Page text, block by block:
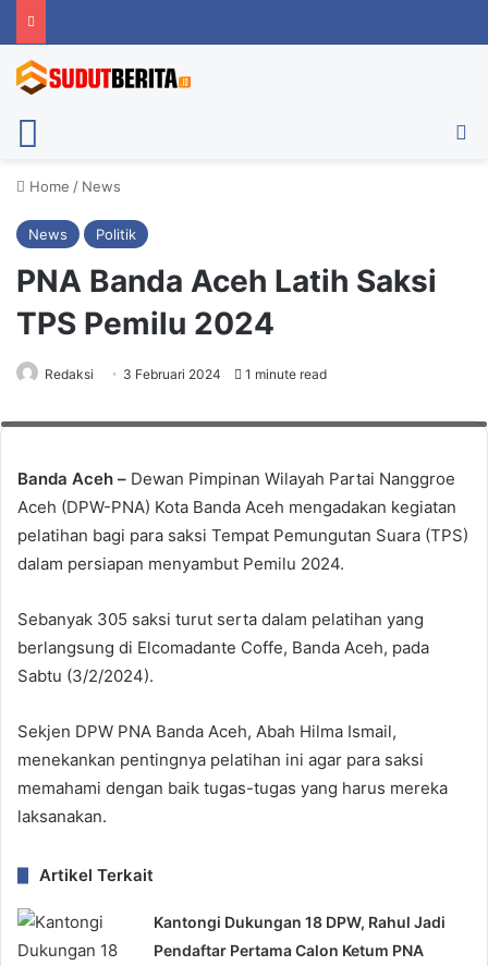
Home / News
News Politik
PNA Banda Aceh Latih Saksi
TPS Pemilu 2024
Redaksi 3 Februari 2024 1 minute read
Banda Aceh – Dewan Pimpinan Wilayah Partai Nanggroe
Aceh (DPW-PNA) Kota Banda Aceh mengadakan kegiatan
pelatihan bagi para saksi Tempat Pemungutan Suara (TPS)
dalam persiapan menyambut Pemilu 2024.
Sebanyak 305 saksi turut serta dalam pelatihan yang
berlangsung di Elcomadante Coffe, Banda Aceh, pada
Sabtu (3/2/2024).
Sekjen DPW PNA Banda Aceh, Abah Hilma Ismail,
menekankan pentingnya pelatihan ini agar para saksi
memahami dengan baik tugas-tugas yang harus mereka
laksanakan.
Artikel Terkait
Kantongi Dukungan 18 DPW, Rahul Jadi
Pendaftar Pertama Calon Ketum PNA